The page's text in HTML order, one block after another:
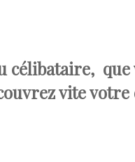
célibataire,
vite